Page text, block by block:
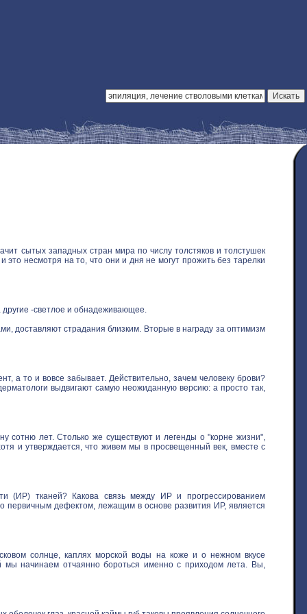
сытых западных стран мира по числу толстяков и толстушек
это несмотря на то, что они и дня не могут прожить без тарелки
другие -светлое и обнадеживающее.
доставляют страдания близким. Вторые в награду за оптимизм
а то и вовсе забывает. Действительно, зачем человеку брови?
выдвигают самую неожиданную версию: а просто так,
сотню лет. Столько же существуют и легенды о "корне жизни",
и утверждается, что живем мы в просвещенный век, вместе с
(ИР) тканей? Какова связь между ИР и прогрессированием
первичным дефектом, лежащим в основе развития ИР, является
солнце, каплях морской воды на коже и о нежном вкусе
мы начинаем отчаянно бороться именно с приходом лета. Вы,